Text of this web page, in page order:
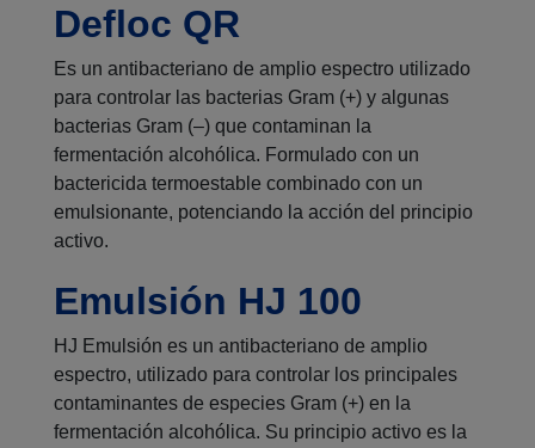
Defloc QR
Es un antibacteriano de amplio espectro utilizado
para controlar las bacterias Gram (+) y algunas
bacterias Gram (–) que contaminan la
fermentación alcohólica. Formulado con un
bactericida termoestable combinado con un
emulsionante, potenciando la acción del principio
activo.
Emulsión HJ 100
HJ Emulsión es un antibacteriano de amplio
espectro, utilizado para controlar los principales
contaminantes de especies Gram (+) en la
fermentación alcohólica. Su principio activo es la